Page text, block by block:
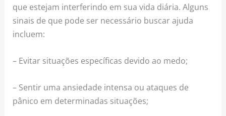
que estejam interferindo em sua vida diária. Alguns
sinais de que pode ser necessário buscar ajuda
incluem:
– Evitar situações específicas devido ao medo;
– Sentir uma ansiedade intensa ou ataques de
pânico em determinadas situações;